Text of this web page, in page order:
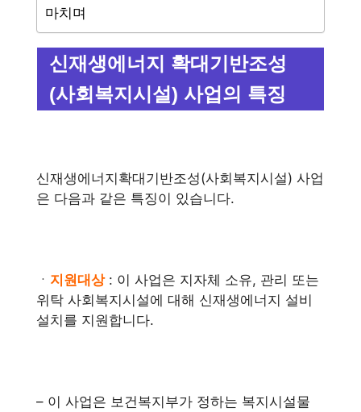
마치며
신재생에너지 확대기반조성
(사회복지시설) 사업의 특징
신재생에너지확대기반조성(사회복지시설) 사업
은 다음과 같은 특징이 있습니다.
ㆍ 지원대상: 이 사업은 지자체 소유, 관리 또는
위탁 사회복지시설에 대해 신재생에너지 설비
설치를 지원합니다.
– 이 사업은 보건복지부가 정하는 복지시설물